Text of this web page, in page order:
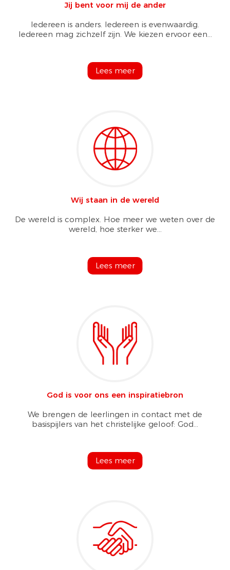
Jij bent voor mij de ander
Iedereen is anders. Iedereen is evenwaardig.
Iedereen mag zichzelf zijn. We kiezen ervoor een...
Lees meer
Wij staan in de wereld
De wereld is complex. Hoe meer we weten over de
wereld, hoe sterker we...
Lees meer
God is voor ons een inspiratiebron
We brengen de leerlingen in contact met de
basispijlers van het christelijke geloof: God...
Lees meer